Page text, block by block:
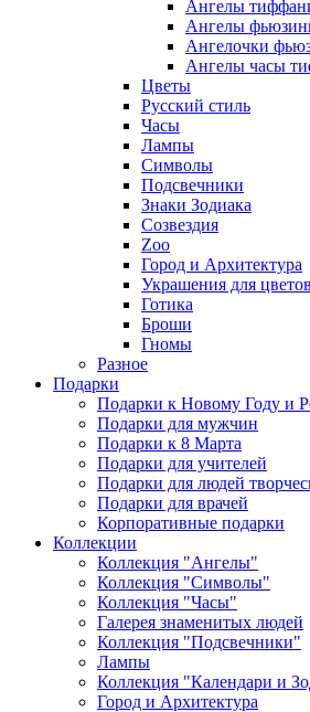
Ангелы
Ангелы
Ангелочки
Ангелы часы
Цветы
Русский стиль
Часы
Лампы
Символы
Подсвечники
Знаки Зодиака
Созвездия
Zoo
Город и Архитектура
Украшения для цветов
Готика
Броши
Гномы
Разное
Подарки
Подарки к Новому Году и
Подарки для мужчин
Подарки к 8 Марта
Подарки для учителей
Подарки для людей
Подарки для врачей
Корпоративные подарки
Коллекции
Коллекция "Ангелы"
Коллекция "Символы"
Коллекция "Часы"
Галерея знаменитых людей
Коллекция "Подсвечники"
Лампы
Коллекция "Календари и
Город и Архитектура